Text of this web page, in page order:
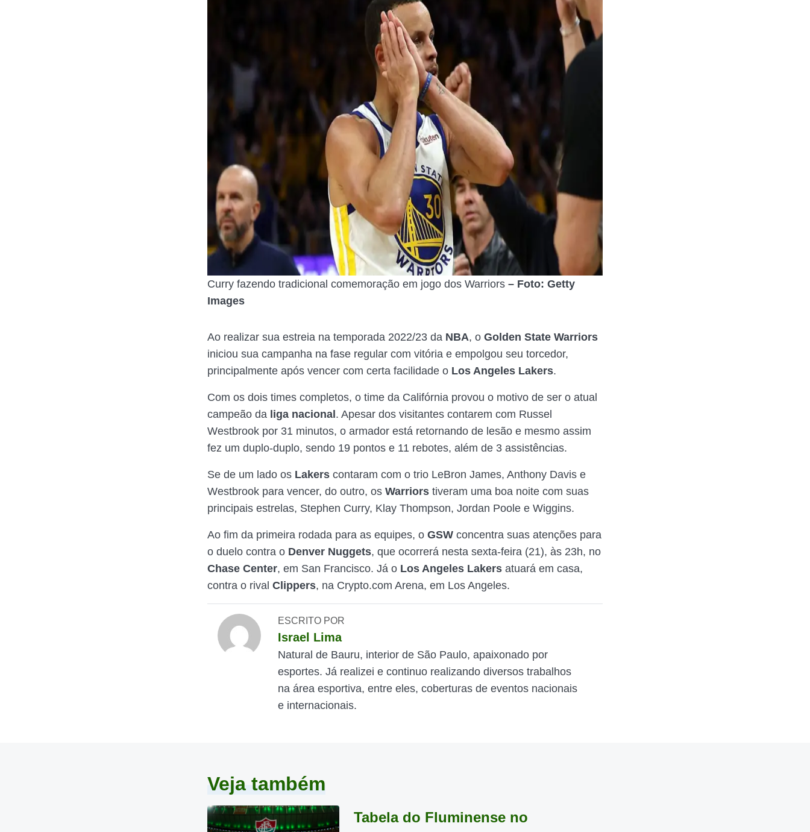
Curry fazendo tradicional comemoração em jogo dos Warriors – Foto: Getty
Images
Ao realizar sua estreia na temporada 2022/23 da NBA, o Golden State Warriors
iniciou sua campanha na fase regular com vitória e empolgou seu torcedor,
principalmente após vencer com certa facilidade o Los Angeles Lakers.
Com os dois times completos, o time da Califórnia provou o motivo de ser o atual
campeão da liga nacional . Apesar dos visitantes contarem com Russel
Westbrook por 31 minutos, o armador está retornando de lesão e mesmo assim
fez um duplo-duplo, sendo 19 pontos e 11 rebotes, além de 3 assistências.
Se de um lado os Lakers contaram com o trio LeBron James, Anthony Davis e
Westbrook para vencer, do outro, os Warriors tiveram uma boa noite com suas
principais estrelas, Stephen Curry, Klay Thompson, Jordan Poole e Wiggins.
Ao fim da primeira rodada para as equipes, o GSW concentra suas atenções para
o duelo contra o Denver Nuggets, que ocorrerá nesta sexta-feira (21), às 23h, no
Chase Center, em San Francisco. Já o Los Angeles Lakers atuará em casa,
contra o rival Clippers, na Crypto.com Arena, em Los Angeles.
ESCRITO POR
Israel Lima
Natural de Bauru, interior de São Paulo, apaixonado por
esportes. Já realizei e continuo realizando diversos trabalhos
na área esportiva, entre eles, coberturas de eventos nacionais
e internacionais.
Veja também
Tabela do Fluminense no